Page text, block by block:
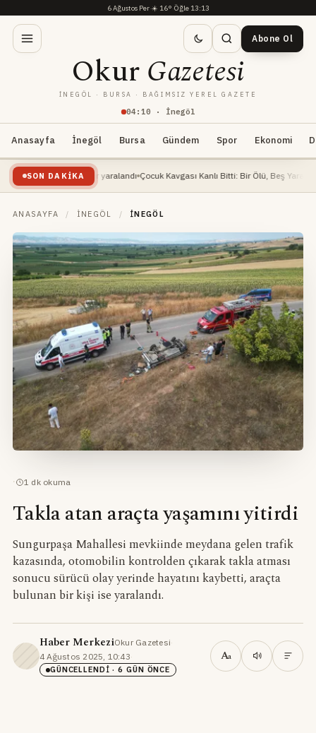
6 Ağustos Per·☀️ 16°·Öğle 13:13
04: 10 · İnegöl
OkurGazetesi
İNEGÖL · BURSA · BAĞIMSIZ YEREL GAZETE
Abone Ol
Anasayfa İnegöl Bursa Gündem Spor Ekonomi
SON DAKIKA
ağır yaralandı Çocuk Kavgası Kanlı Bitti: Bir Ölü, Beş Yaralı İnegöl
ANASAYFA / İNEGÖL / İNEGÖL
· 1 dk okuma
Takla atan araçta yaşamını yitirdi
Sungurpaşa Mahallesi mevkiinde meydana gelen trafik
kazasında, otomobilin kontrolden çıkarak takla atması
sonucu sürücü olay yerinde hayatını kaybetti, araçta
bulunan bir kişi ise yaralandı.
Haber MerkeziOkur Gazetesi·
4 Ağustos 2025, 10:43·
GÜNCELLENDI · 6 GÜN ÖNCE
Aa